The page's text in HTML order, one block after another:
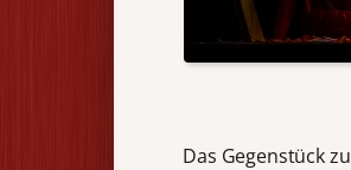
Das Gegenstück